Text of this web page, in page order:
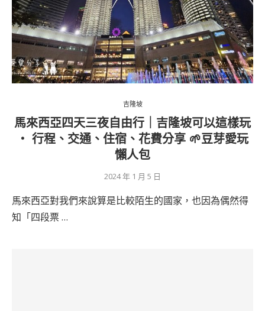
吉隆坡
馬來西亞四天三夜自由行｜吉隆坡可以這樣玩
‧ 行程、交通、住宿、花費分享 🌱豆芽愛玩
懶人包
2024 年 1 月 5 日
馬來西亞對我們來說算是比較陌生的國家，也因為偶然得
知「四段票 …